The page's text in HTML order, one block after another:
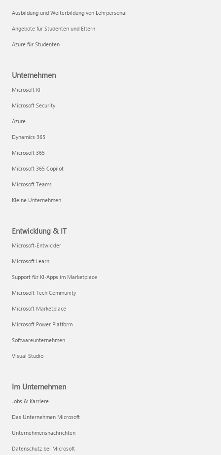
Ausbildung und Weiterbildung von Lehrpersonal
Angebote für Studenten und Eltern
Azure für Studenten
Unternehmen
Microsoft KI
Microsoft Security
Azure
Dynamics 365
Microsoft 365
Microsoft 365 Copilot
Microsoft Teams
Kleine Unternehmen
Entwicklung & IT
Microsoft-Entwickler
Microsoft Learn
Support für KI-Apps im Marketplace
Microsoft Tech Community
Microsoft Marketplace
Microsoft Power Platform
Softwareunternehmen
Visual Studio
Im Unternehmen
Jobs & Karriere
Das Unternehmen Microsoft
Unternehmensnachrichten
Datenschutz bei Microsoft